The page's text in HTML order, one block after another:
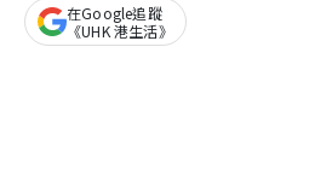
在Google追蹤
《UHK 港生活》